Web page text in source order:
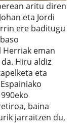
aritu diren
eta Jordi
ere baditugu
Herriak eman
Hiru aldiz
eta
baina
jarraitzen du,